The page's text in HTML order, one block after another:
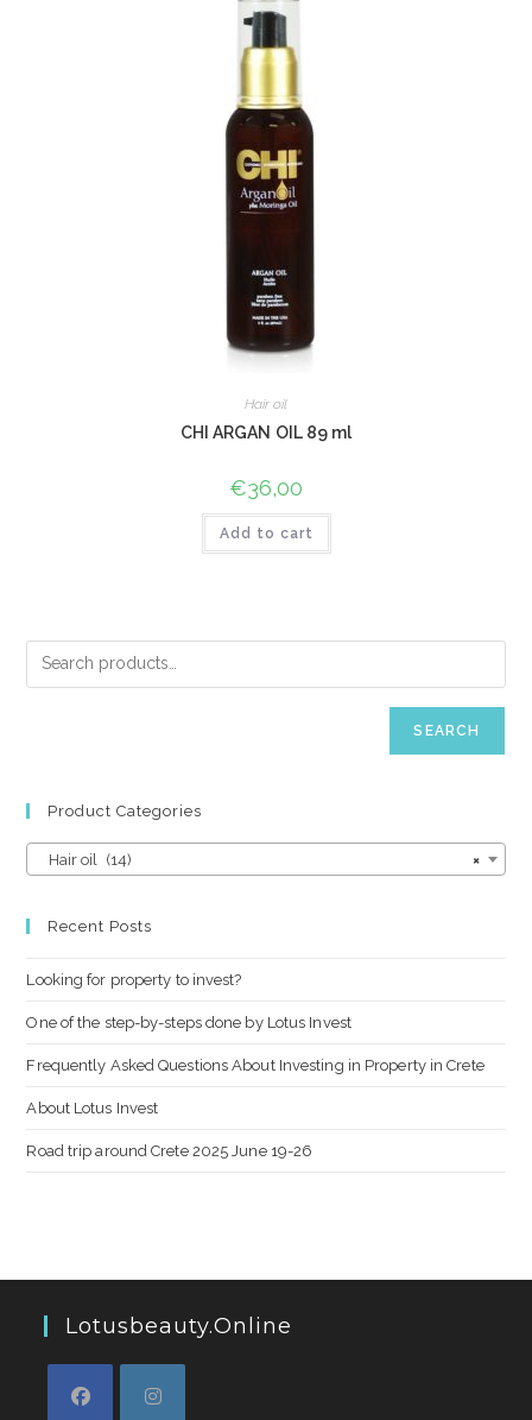
Hair oil
CHI ARGAN OIL 89 ml
€36,00
Add to cart
SEARCH
Product Categories
×
Hair oil (14)
Recent Posts
Looking for property to invest?
One of the step-by-steps done by Lotus Invest
Frequently Asked Questions About Investing in Property in Crete
About Lotus Invest
Road trip around Crete 2025 June 19-26
Lotusbeauty.online